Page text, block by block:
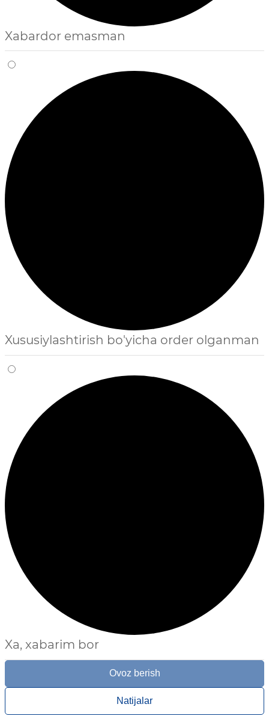
Xabardor emasman
Xususiylashtirish bo'yicha order olganman
Xa, xabarim bor
Ovoz berish
Natijalar